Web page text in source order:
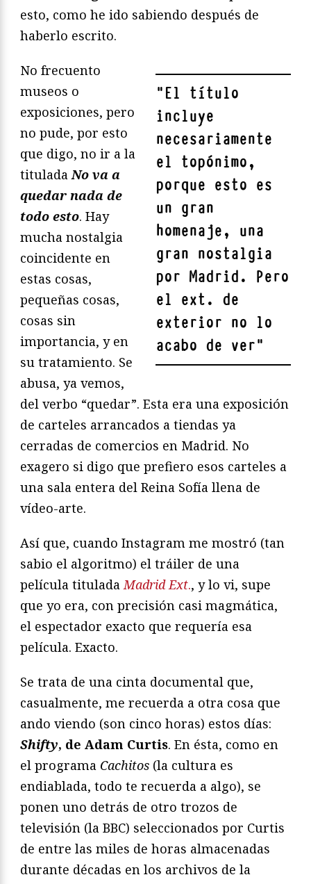
esto, como he ido sabiendo después de
haberlo escrito.
"El título
incluye
necesariamente
el topónimo,
porque esto es
un gran
homenaje, una
gran nostalgia
por Madrid. Pero
el ext. de
exterior no lo
acabo de ver"
No frecuento
museos o
exposiciones, pero
no pude, por esto
que digo, no ir a la
tituladaNo va a
quedar nada de
todo esto. Hay
mucha nostalgia
coincidente en
estas cosas,
pequeñas cosas,
cosas sin
importancia, y en
su tratamiento. Se
abusa, ya vemos,
del verbo “quedar”. Esta era una exposición
de carteles arrancados a tiendas ya
cerradas de comercios en Madrid. No
exagero si digo que prefiero esos carteles a
una sala entera del Reina Sofía llena de
vídeo-arte.
Así que, cuando Instagram me mostró (tan
sabio el algoritmo) el tráiler de una
película tituladaMadrid Ext., y lo vi, supe
que yo era, con precisión casi magmática,
el espectador exacto que requería esa
película. Exacto.
Se trata de una cinta documental que,
casualmente, me recuerda a otra cosa que
ando viendo (son cinco horas) estos días:
Shifty, de Adam Curtis. En ésta, como en
el programa Cachitos (la cultura es
endiablada, todo te recuerda a algo), se
ponen uno detrás de otro trozos de
televisión (la BBC) seleccionados por Curtis
de entre las miles de horas almacenadas
durante décadas en los archivos de la